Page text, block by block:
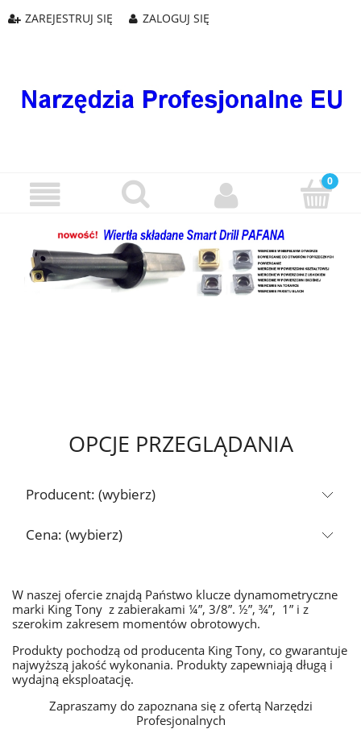
ZAREJESTRUJ SIĘ ZALOGUJ SIĘ
OPCJE PRZEGLĄDANIA
Producent: (wybierz)
Cena: (wybierz)
W naszej ofercie znajdą Państwo klucze dynamometryczne
marki King Tony z zabierakami ¼”, 3/8”. ½”, ¾”, 1” i z
szerokim zakresem momentów obrotowych.
Produkty pochodzą od producenta King Tony, co gwarantuje
najwyższą jakość wykonania. Produkty zapewniają długą i
wydajną eksploatację.
Zapraszamy do zapoznana się z ofertą Narzędzi
Profesjonalnych